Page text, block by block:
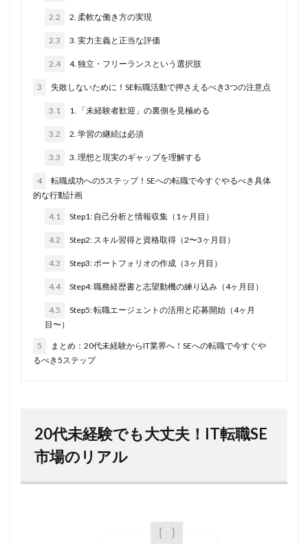
2.2 2. 柔軟な働き方の実現
2.3 3. 実力主義と正当な評価
2.4 4. 独立・フリーランスという選択肢
3 失敗しないために！SE転職活動で押さえるべき3つの注意点
3.1 1. 「未経験者歓迎」の裏側を見極める
3.2 2. 学習の継続は必須
3.3 3. 理想と現実のギャップを理解する
4
転職成功への5ステップ！SEへの転職で今すぐやるべき具体
的な行動計画
4.1 Step1: 自己分析と情報収集（1ヶ月目）
4.2 Step2: スキル習得と資格取得（2〜3ヶ月目）
4.3 Step3: ポートフォリオの作成（3ヶ月目）
4.4 Step4: 職務経歴書と志望動機の練り込み（4ヶ月目）
4.5
Step5: 転職エージェントの活用と応募開始（4ヶ月
目〜）
5
まとめ：20代未経験からIT業界へ！SEへの転職で今すぐや
るべき5ステップ
20代未経験でも大丈夫！IT転職SE
市場のリアル